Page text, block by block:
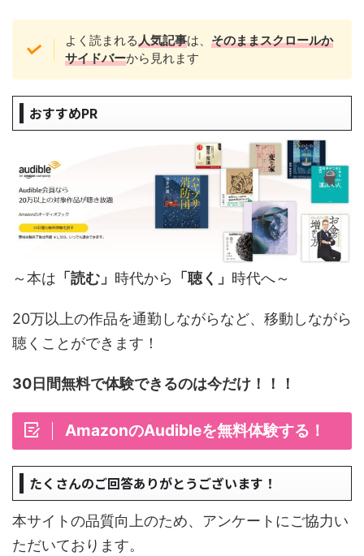
よく読まれる人気記事は、 そのままスクロールか
サイドバーから見れます
おすすめPR
～本は 「読む」 時代から 「聴く」 時代へ～
20万以上の作品を通勤しながらなど、移動しながら
聴くことができます！
30日間無料で体験できるのは今だけ！！！
AmazonのAudibleを無料体験する！
たくさんのご回答ありがとうございます！
本サイトの品質向上のため、アンケートにご協力い
ただいております。